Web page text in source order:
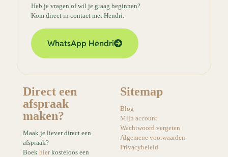
Heb je vragen of wil je graag beginnen?
Kom direct in contact met Hendri.
WhatsApp Hendri
Direct een
afspraak
maken?
Maak je liever direct een
afspraak?
Boek hierkosteloos een
Sitemap
Blog
Mijn account
Wachtwoord vergeten
Algemene voorwaarden
Privacybeleid